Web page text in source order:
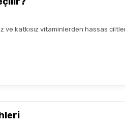
katkısız vitaminlerden hassas